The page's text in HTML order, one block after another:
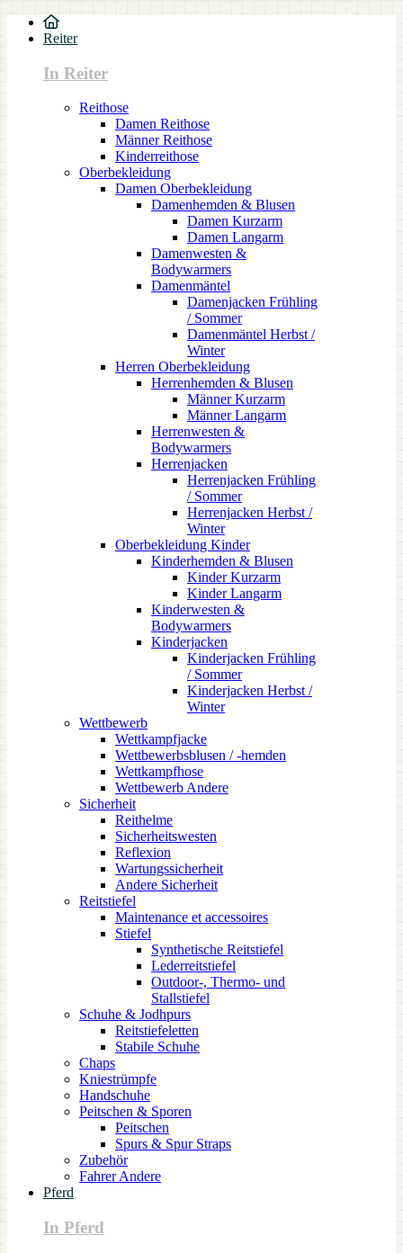
Reiter
In Reiter
Reithose
Damen Reithose
Männer Reithose
Kinderreithose
Oberbekleidung
Damen Oberbekleidung
Damenhemden & Blusen
Damen Kurzarm
Damen Langarm
Damenwesten &
Bodywarmers
Damenmäntel
Damenjacken Frühling
/ Sommer
Damenmäntel Herbst /
Winter
Herren Oberbekleidung
Herrenhemden & Blusen
Männer Kurzarm
Männer Langarm
Herrenwesten &
Bodywarmers
Herrenjacken
Herrenjacken Frühling
/ Sommer
Herrenjacken Herbst /
Winter
Oberbekleidung Kinder
Kinderhemden & Blusen
Kinder Kurzarm
Kinder Langarm
Kinderwesten &
Bodywarmers
Kinderjacken
Kinderjacken Frühling
/ Sommer
Kinderjacken Herbst /
Winter
Wettbewerb
Wettkampfjacke
Wettbewerbsblusen / -hemden
Wettkampfhose
Wettbewerb Andere
Sicherheit
Reithelme
Sicherheitswesten
Reflexion
Wartungssicherheit
Andere Sicherheit
Reitstiefel
Maintenance et accessoires
Stiefel
Synthetische Reitstiefel
Lederreitstiefel
Outdoor-, Thermo- und
Stallstiefel
Schuhe & Jodhpurs
Reitstiefeletten
Stabile Schuhe
Chaps
Kniestrümpfe
Handschuhe
Peitschen & Sporen
Peitschen
Spurs & Spur Straps
Zubehör
Fahrer Andere
Pferd
In Pferd